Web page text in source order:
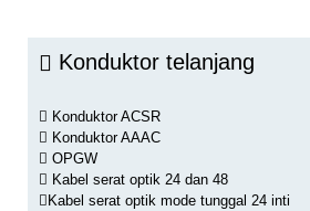
Konduktor telanjang
Konduktor ACSR
Konduktor AAAC
OPGW
Kabel serat optik 24 dan 48
Kabel serat optik mode tunggal 24 inti